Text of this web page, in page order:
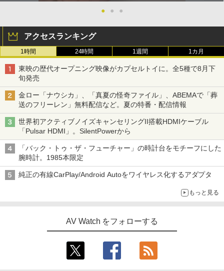
● ● ●
アクセスランキング
1時間 24時間 1週間 1カ月
東映の歴代オープニング映像がカプセルトイに。全5種で8月下
旬発売
金ロー「ナウシカ」、「真夏の怪奇ファイル」、ABEMAで「葬
送のフリーレン」無料配信など。夏の特番・配信情報
世界初アクティブノイズキャンセリングII搭載HDMIケーブル
「Pulsar HDMI」。SilentPowerから
「バック・トゥ・ザ・フューチャー」の時計台をモチーフにした
腕時計。1985本限定
純正の有線CarPlay/Android Autoをワイヤレス化するアダプタ
もっと見る
AV Watch をフォローする